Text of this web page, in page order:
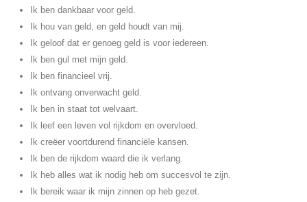
Ik ben dankbaar voor geld.
Ik hou van geld, en geld houdt van mij.
Ik geloof dat er genoeg geld is voor iedereen.
Ik ben gul met mijn geld.
Ik ben financieel vrij.
Ik ontvang onverwacht geld.
Ik ben in staat tot welvaart.
Ik leef een leven vol rijkdom en overvloed.
Ik creëer voortdurend financiële kansen.
Ik ben de rijkdom waard die ik verlang.
Ik heb alles wat ik nodig heb om succesvol te zijn.
Ik bereik waar ik mijn zinnen op heb gezet.